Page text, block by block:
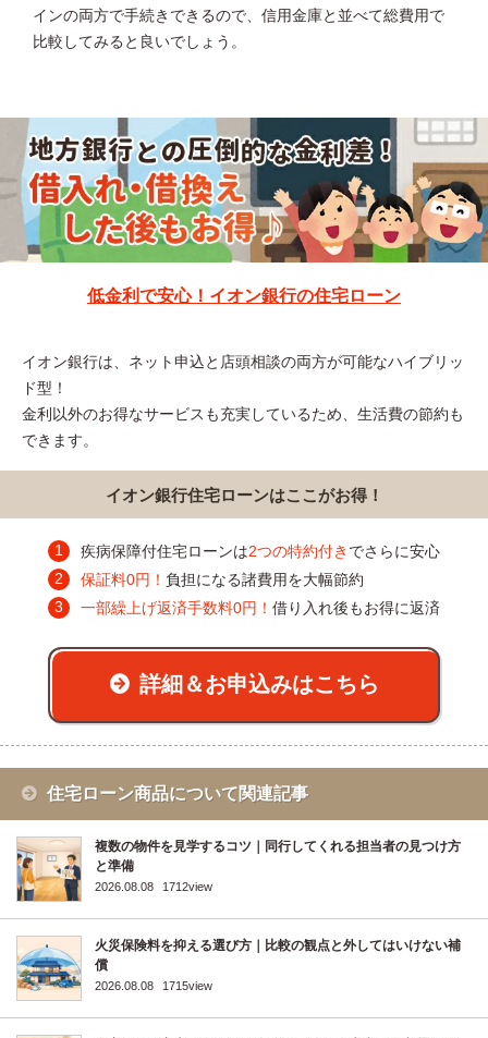
インの両方で手続きできるので、信用金庫と並べて総費用で
比較してみると良いでしょう。
低金利で安心！イオン銀行の住宅ローン
イオン銀行は、ネット申込と店頭相談の両方が可能なハイブリッ
ド型！
金利以外のお得なサービスも充実しているため、生活費の節約も
できます。
イオン銀行住宅ローンはここがお得！
疾病保障付住宅ローンは2つの特約付き でさらに安心
保証料0円！ 負担になる諸費用を大幅節約
一部繰上げ返済手数料0円！ 借り入れ後もお得に返済
詳細＆お申込みはこちら
住宅ローン商品について関連記事
複数の物件を見学するコツ｜同行してくれる担当者の見つけ方
と準備
2026.08.08 1712view
火災保険料を抑える選び方｜比較の観点と外してはいけない補
償
2026.08.08 1715view